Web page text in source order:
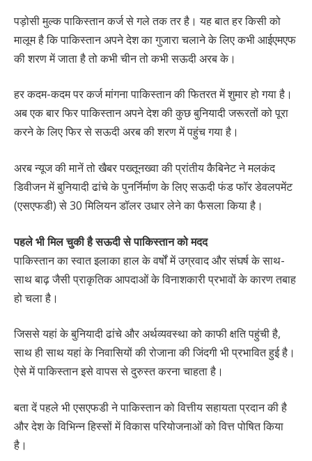
पड़ोसी मुल्क पाकिस्तान कर्ज से गले तक तर है। यह बात हर किसी को
मालूम है कि पाकिस्तान अपने देश का गुजारा चलाने के लिए कभी आईएमएफ
की शरण में जाता है तो कभी चीन तो कभी सऊदी अरब के।
हर कदम-कदम पर कर्ज मांगना पाकिस्तान की फितरत में शुमार हो गया है।
अब एक बार फिर पाकिस्तान अपने देश की कुछ बुनियादी जरूरतों को पूरा
करने के लिए फिर से सऊदी अरब की शरण में पहुंच गया है।
अरब न्यूज की मानें तो खैबर पख्तूनख्वा की प्रांतीय कैबिनेट ने मलकंद
डिवीजन में बुनियादी ढांचे के पुनर्निर्माण के लिए सऊदी फंड फॉर डेवलपमेंट
(एसएफडी) से 30 मिलियन डॉलर उधार लेने का फैसला किया है।
पहले भी मिल चुकी है सऊदी से पाकिस्तान को मदद
पाकिस्तान का स्वात इलाका हाल के वर्षों में उग्रवाद और संघर्ष के साथ-
साथ बाढ़ जैसी प्राकृतिक आपदाओं के विनाशकारी प्रभावों के कारण तबाह
हो चला है।
जिससे यहां के बुनियादी ढांचे और अर्थव्यवस्था को काफी क्षति पहुंची है,
साथ ही साथ यहां के निवासियों की रोजाना की जिंदगी भी प्रभावित हुई है।
ऐसे में पाकिस्तान इसे वापस से दुरुस्त करना चाहता है।
बता दें पहले भी एसएफडी ने पाकिस्तान को वित्तीय सहायता प्रदान की है
और देश के विभिन्न हिस्सों में विकास परियोजनाओं को वित्त पोषित किया
है।